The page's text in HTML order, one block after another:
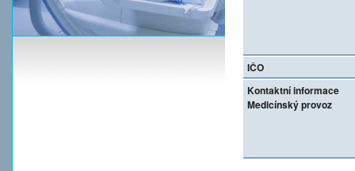
IČO
Kontaktní informace
Medicínský provoz